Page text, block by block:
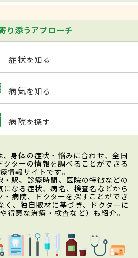
り添うアプローチ
症状を知る
病気を知る
病院を探す
、身体の症状・悩みに合わせ、全国
ターの情報を調べることができる
情報サイトです。
駅、診療時間、医院の特徴などの
なる症状、病名、検査名などから
病院、ドクターを探すことができ
く、独自取材に基づき、ドクターに
得意な治療・検査など）も紹介。